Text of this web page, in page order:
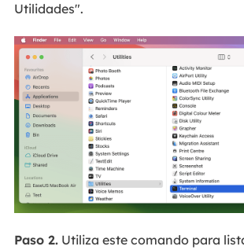
Utilidades".
Paso 2.Utiliza este comando para